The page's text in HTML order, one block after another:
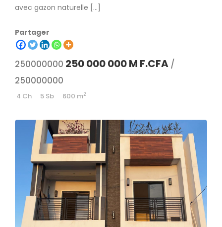
avec gazon naturelle […]
Partager
250000000 250 000 000 M F.CFA /
250000000
4 Ch 5 Sb 600 m2